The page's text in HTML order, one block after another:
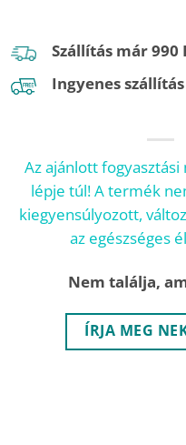
Szállítás már 990
Ingyenes
Az ajánlott
lépje túl! A termék
kiegyensúlyozott,
az egészséges
Nem találja,
ÍRJA MEG